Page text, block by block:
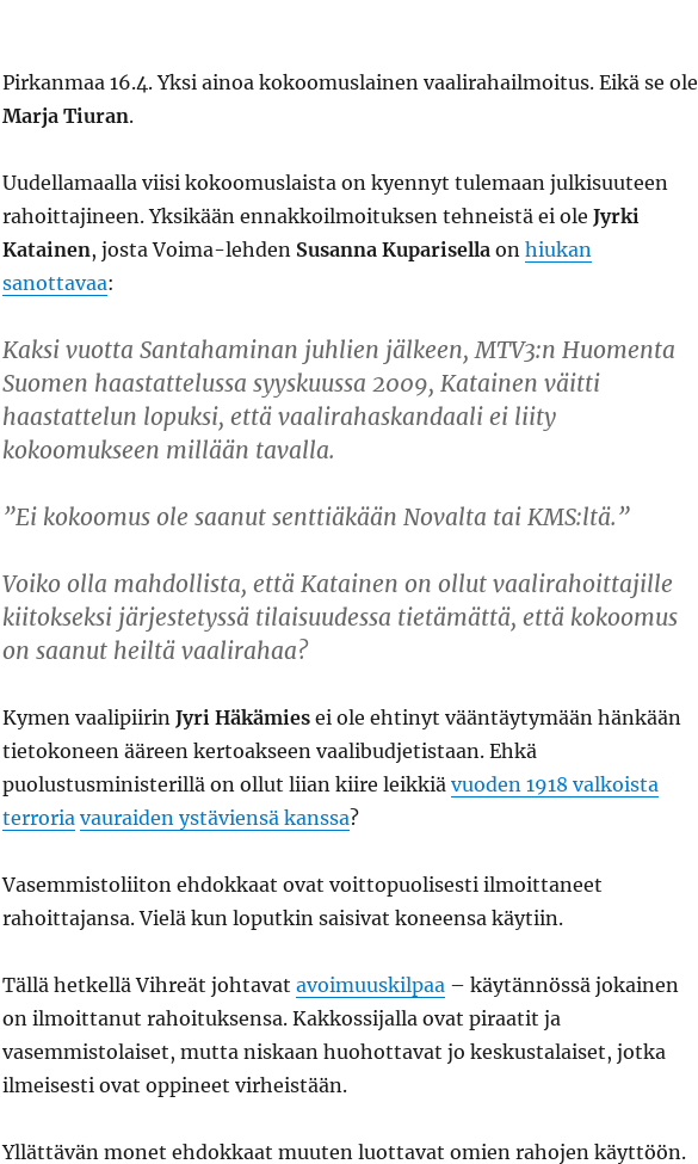
Pirkanmaa 16.4. Yksi ainoa kokoomuslainen vaalirahailmoitus. Eikä se ole
Marja Tiuran.
Uudellamaalla viisi kokoomuslaista on kyennyt tulemaan julkisuuteen
rahoittajineen. Yksikään ennakkoilmoituksen tehneistä ei ole Jyrki
Katainen, josta Voima-lehden Susanna Kuparisellaon hiukan
sanottavaa:
Kaksi vuotta Santahaminan juhlien jälkeen, MTV3:n Huomenta
Suomen haastattelussa syyskuussa 2009, Katainen väitti
haastattelun lopuksi, että vaalirahaskandaali ei liity
kokoomukseen millään tavalla.
”Ei kokoomus ole saanut senttiäkään Novalta tai KMS:ltä.”
Voiko olla mahdollista, että Katainen on ollut vaalirahoittajille
kiitokseksi järjestetyssä tilaisuudessa tietämättä, että kokoomus
on saanut heiltä vaalirahaa?
Kymen vaalipiirin Jyri Häkämiesei ole ehtinyt vääntäytymään hänkään
tietokoneen ääreen kertoakseen vaalibudjetistaan. Ehkä
puolustusministerillä on ollut liian kiire leikkiä vuoden 1918 valkoista
terroria vauraiden ystäviensä kanssa?
Vasemmistoliiton ehdokkaat ovat voittopuolisesti ilmoittaneet
rahoittajansa. Vielä kun loputkin saisivat koneensa käytiin.
Tällä hetkellä Vihreät johtavat avoimuuskilpaa– käytännössä jokainen
on ilmoittanut rahoituksensa. Kakkossijalla ovat piraatit ja
vasemmistolaiset, mutta niskaan huohottavat jo keskustalaiset, jotka
ilmeisesti ovat oppineet virheistään.
Yllättävän monet ehdokkaat muuten luottavat omien rahojen käyttöön.